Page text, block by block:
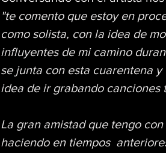
"te comento que estoy en
como solista, con la idea de
influyentes de mi camino
se junta con esta cuarentena
idea de ir grabando canciones
La gran amistad que tengo
haciendo en tiempos